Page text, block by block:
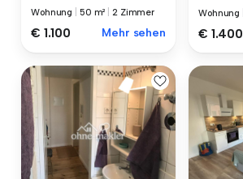
Wohnung 50 m² |2 Zimmer
€ 1.100 Mehr sehen
Wohnung
€ 1.400